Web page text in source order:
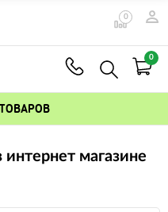
0
0
магазине